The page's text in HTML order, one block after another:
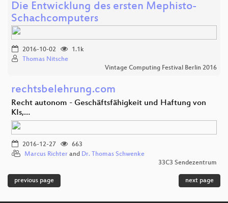
Die Entwicklung des ersten Mephisto-
Schachcomputers
2016-10-02
1.1k
Thomas Nitsche
Vintage Computing Festival Berlin 2016
rechtsbelehrung.com
Recht autonom - Geschäftsfähigkeit und Haftung von
KIs,…
2016-12-27
663
Marcus Richter and Dr. Thomas Schwenke
33C3 Sendezentrum
previous page next page